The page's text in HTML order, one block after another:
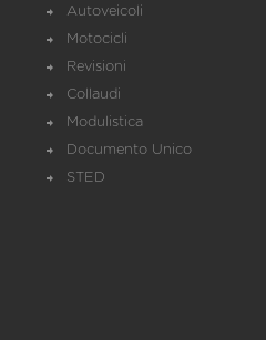
Autoveicoli
Motocicli
Revisioni
Collaudi
Modulistica
Documento Unico
STED